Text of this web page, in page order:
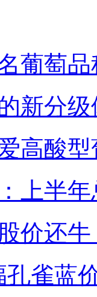
葡萄
新分
高酸
上半
价还
孔雀蓝